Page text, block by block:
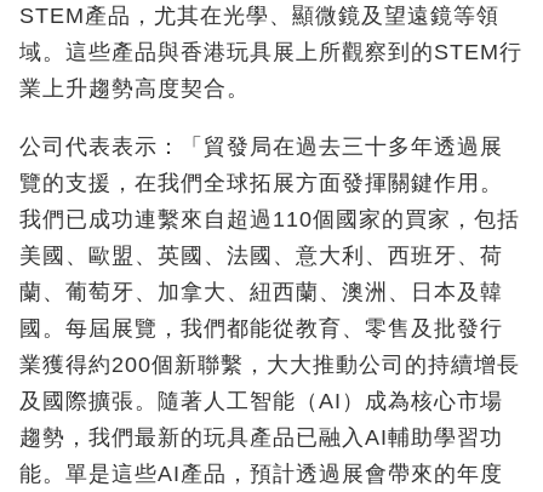
STEM產品，尤其在光學、顯微鏡及望遠鏡等領
域。這些產品與香港玩具展上所觀察到的STEM行
業上升趨勢高度契合。
公司代表表示：「貿發局在過去三十多年透過展
覽的支援，在我們全球拓展方面發揮關鍵作用。
我們已成功連繫來自超過110個國家的買家，包括
美國、歐盟、英國、法國、意大利、西班牙、荷
蘭、葡萄牙、加拿大、紐西蘭、澳洲、日本及韓
國。每屆展覽，我們都能從教育、零售及批發行
業獲得約200個新聯繫，大大推動公司的持續增長
及國際擴張。隨著人工智能（AI）成為核心市場
趨勢，我們最新的玩具產品已融入AI輔助學習功
能。單是這些AI產品，預計透過展會帶來的年度